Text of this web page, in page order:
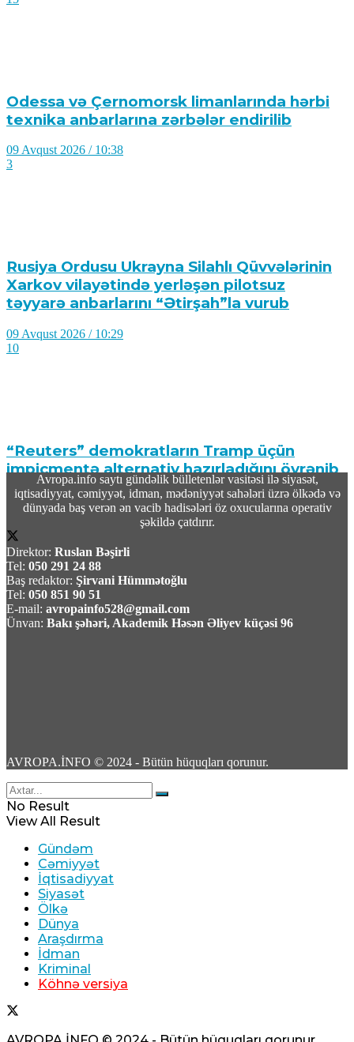
Odessa və Çernomorsk limanlarında hərbi
texnika anbarlarına zərbələr endirilib
09 Avqust 2026 / 10:38
3
Rusiya Ordusu Ukrayna Silahlı Qüvvələrinin
Xarkov vilayətində yerləşən pilotsuz
təyyarə anbarlarını “Ətirşah”la vurub
09 Avqust 2026 / 10:29
10
“Reuters” demokratların Tramp üçün
impiçmentə alternativ hazırladığını öyrənib
09 Avqust 2026 / 10:19
TASS: Ukrayna Silahlı Qüvvələri üçün yerüstü
robot sistemləri Xarkov universitetində
Məhəmməd Bağet Zülqədr: “ABŞ dəniz
blokadasını ləğv etməli və qoşunları İran
09 Avqust 2026 / 9:59
Zelenskinin Odessanı itirəcəyi
proqnozlaşdırılırdı
09 Avqust 2026 / 9:43
Avropa.info saytı gündəlik bülletenlər vasitəsi ilə siyasət,
iqtisadiyyat, cəmiyyət, idman, mədəniyyət sahələri üzrə ölkədə və
dünyada baş verən ən vacib hadisələri öz oxucularına operativ
şəkildə çatdırır.
Direktor: Ruslan Bəşirli
Tel: 050 291 24 88
Baş redaktor: Şirvani Hümmətoğlu
Tel: 050 851 90 51
E-mail: avropainfo528@gmail.com
Ünvan: Bakı şəhəri, Akademik Həsən Əliyev küçəsi 96
AVROPA.İNFO © 2024 - Bütün hüquqları qorunur.
No Result
View All Result
Gündəm
Cəmiyyət
İqtisadiyyat
Siyasət
Ölkə
Dünya
Araşdırma
İdman
Kriminal
Köhnə versiya